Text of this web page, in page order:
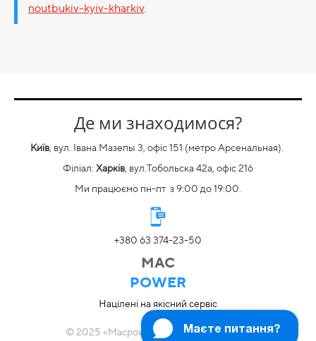
noutbukiv-kyiv-kharkiv.
Де ми знаходимося?
Київ , вул. Івана Мазепы 3, офіс 151 (метро Арсенальная).
Філіал: Харків , вул.Тобольска 42а, офіс 216
Ми працюємо пн-пт з9:00 до 19:00.
+380 63 374-23-50
MAC
POWER
Націлені на якісний сервіс
© 2025 «Macpower». Всі права захищені.